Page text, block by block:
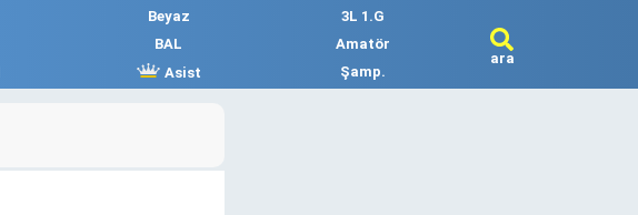
Beyaz
3L 1.G
BAL
Amatör
Asist Şamp.
ara